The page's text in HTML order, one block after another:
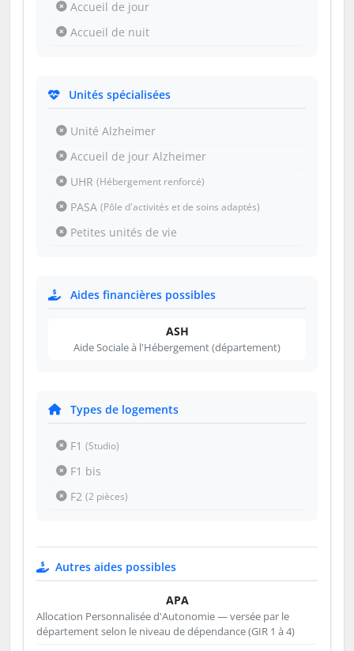
Accueil de jour
Accueil de nuit
Unités spécialisées
Unité Alzheimer
Accueil de jour Alzheimer
UHR (Hébergement renforcé)
PASA (Pôle d'activités et de soins adaptés)
Petites unités de vie
Aides financières possibles
ASH
Aide Sociale à l'Hébergement (département)
Types de logements
F1 (Studio)
F1 bis
F2 (2 pièces)
Autres aides possibles
APA
Allocation Personnalisée d'Autonomie — versée par le
département selon le niveau de dépendance (GIR 1 à 4)